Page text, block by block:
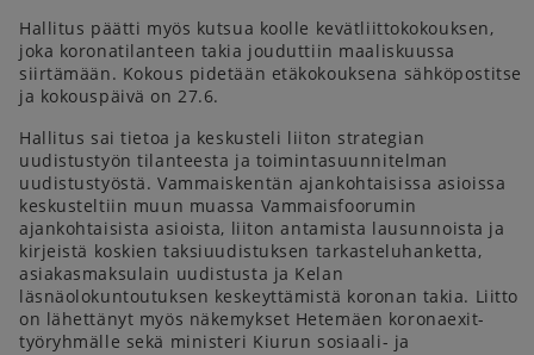
Hallitus päätti myös kutsua koolle kevätliittokokouksen,
joka koronatilanteen takia jouduttiin maaliskuussa
siirtämään. Kokous pidetään etäkokouksena sähköpostitse
ja kokouspäivä on 27.6.
Hallitus sai tietoa ja keskusteli liiton strategian
uudistustyön tilanteesta ja toimintasuunnitelman
uudistustyöstä. Vammaiskentän ajankohtaisissa asioissa
keskusteltiin muun muassa Vammaisfoorumin
ajankohtaisista asioista, liiton antamista lausunnoista ja
kirjeistä koskien taksiuudistuksen tarkasteluhanketta,
asiakasmaksulain uudistusta ja Kelan
läsnäolokuntoutuksen keskeyttämistä koronan takia. Liitto
on lähettänyt myös näkemykset Hetemäen koronaexit-
työryhmälle sekä ministeri Kiurun sosiaali- ja